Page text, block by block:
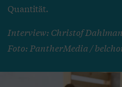
Quantität.
Interview: Christof
Foto: PantherMedia /